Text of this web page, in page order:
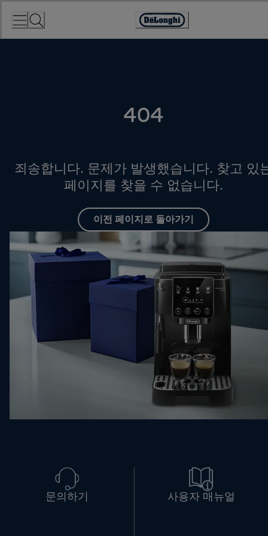
Accessibility
Statement
404
죄송합니다. 문제가 발생했습니다. 찾고 있
페이지를 찾을 수 없습니다.
이전 페이지로 돌아가기
문의하기 사용자 매뉴얼